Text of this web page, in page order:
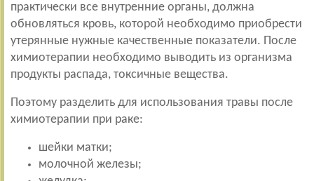
практически все внутренние органы, должна
обновляться кровь, которой необходимо приобрести
утерянные нужные качественные показатели. После
химиотерапии необходимо выводить из организма
продукты распада, токсичные вещества.
Поэтому разделить для использования травы после
химиотерапии при раке:
шейки матки;
молочной железы;